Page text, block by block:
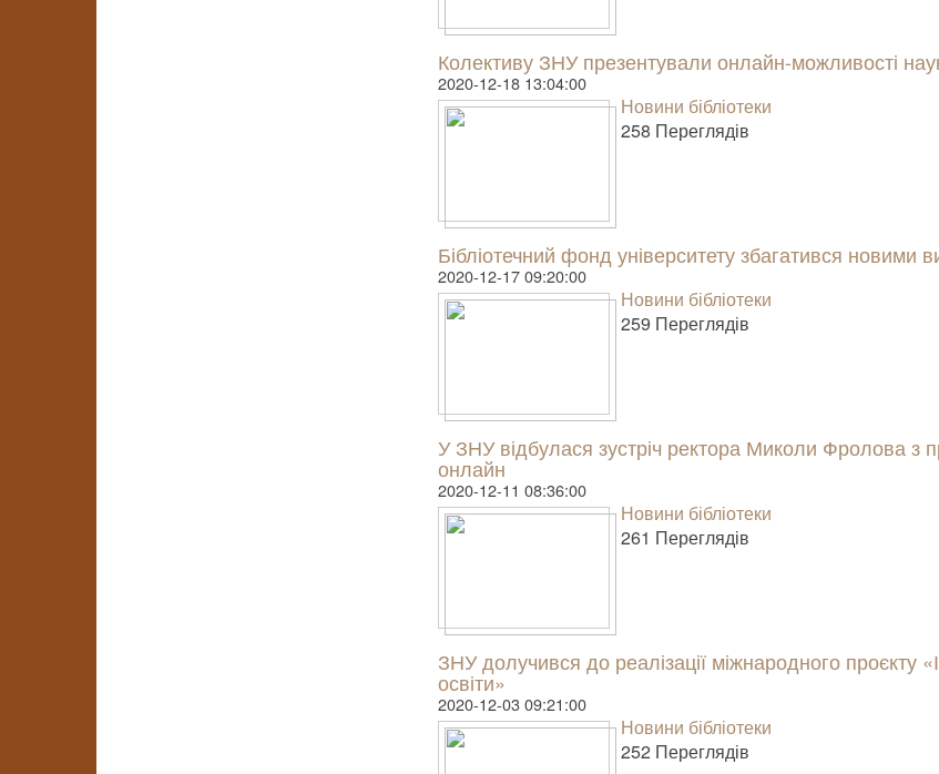
Колективу ЗНУ презентували онлайн-можливості
2020-12-18 13:04:00
Новини бібліотеки
258 Пере­гля­дів
Бібліотечний фонд університету збагатився новими
2020-12-17 09:20:00
Новини бібліотеки
259 Пере­гля­дів
У ЗНУ відбулася зустріч ректора Миколи Фролова з
онлайн
2020-12-11 08:36:00
Новини бібліотеки
261 Пере­гля­дів
ЗНУ долучився до реалізації міжнародного проєкту
освіти»
2020-12-03 09:21:00
Новини бібліотеки
252 Пере­гля­дів